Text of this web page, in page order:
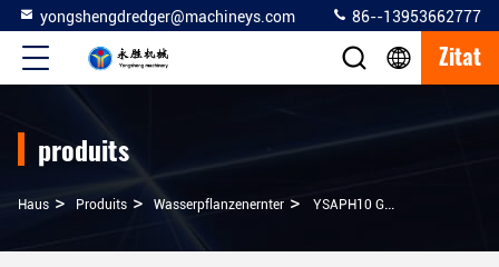
yongshengdredger@machineys.com 86--13953662777
Zitat
produits
Haus > Produits > Wasserpflanzenernter > YSAPH10 Gewässerpflanzenernter 10m3 Mit 2-Abschnitts-Stab-Design Für Wassergräser-Reißernter